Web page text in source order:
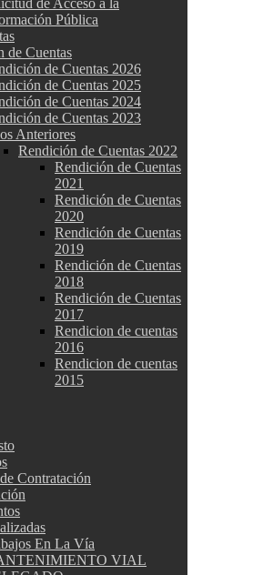
de Acceso a la
Pública
de Cuentas
de Cuentas 2026
de Cuentas 2025
de Cuentas 2024
de Cuentas 2023
Anteriores
Rendición de Cuentas 2022
Rendición de Cuentas
2021
Rendición de Cuentas
2020
Rendición de Cuentas
2019
Rendición de Cuentas
2018
Rendición de Cuentas
2017
Rendicion de cuentas
2016
Rendicion de cuentas
2015
Contratación
En La Vía
VIAL